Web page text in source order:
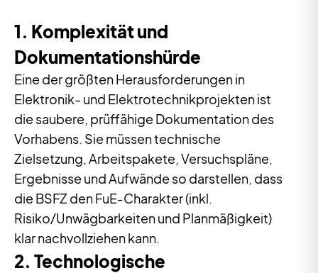
1. Komplexität und
Dokumentationshürde
Eine der größten Herausforderungen in
Elektronik- und Elektrotechnikprojekten ist
die saubere, prüffähige Dokumentation des
Vorhabens. Sie müssen technische
Zielsetzung, Arbeitspakete, Versuchspläne,
Ergebnisse und Aufwände so darstellen, dass
die BSFZ den FuE‑Charakter (inkl.
Risiko/Unwägbarkeiten und Planmäßigkeit)
klar nachvollziehen kann.
2. Technologische